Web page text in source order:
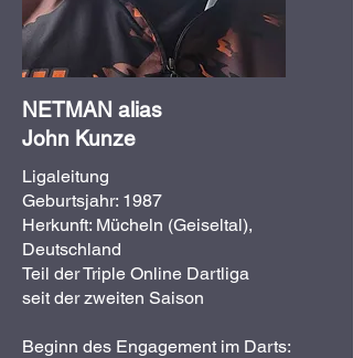
NETMAN alias
John Kunze
Ligaleitung
Geburtsjahr: 1987
Herkunft: Mücheln (Geiseltal),
Deutschland
Teil der Triple Online Dartliga
seit der zweiten Saison
Beginn des Engagement im Darts: